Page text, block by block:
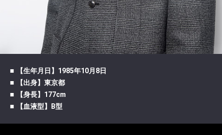
【生年月日】1985年10月8日
【出身】東京都
【身長】177cm
【血液型】B型